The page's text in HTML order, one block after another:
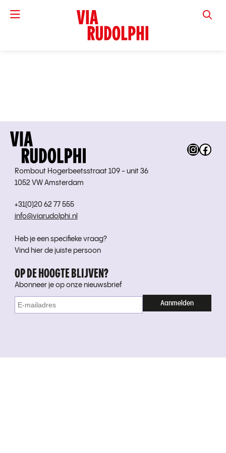
VIA
Rombout Hogerbeetsstraat 109 - unit 36
1052 VW Amsterdam
+31(0)20 62 77 555
info@viarudolphi.nl
Heb je een specifieke vraag?
Vind hier de juiste persoon
OP DE HOOGTE BLIJVEN?
Abonneer je op onze nieuwsbrief